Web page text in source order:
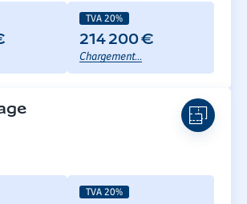
TVA 20%
214 200 €
Chargement...
TVA 20%